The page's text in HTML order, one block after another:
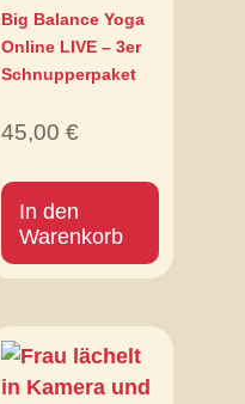
Big Balance Yoga
Online LIVE – 3er
Schnupperpaket
45,00 €
In den
Warenkorb